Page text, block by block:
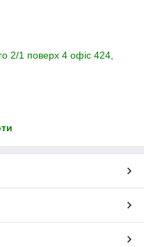
2/1 поверх 4 офіс 424,